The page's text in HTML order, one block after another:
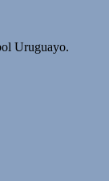
Uruguayo.